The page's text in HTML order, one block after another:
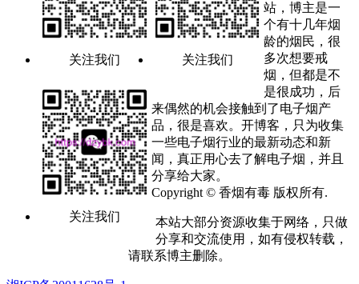
关注我们 关注我们
关注我们
站，博主是一
个有十几年烟
龄的烟民，很
多次想要戒
烟，但都是不
是很成功，后
来偶然的机会接触到了电子烟产
品，很是喜欢。开博客，只为收集
一些电子烟行业的最新动态和新
闻，真正用心去了解电子烟，并且
分享给大家。
Copyright © 香烟有毒 版权所有.
本站大部分资源收集于网络，只做
分享和交流使用，如有侵权转载，
请联系博主删除。